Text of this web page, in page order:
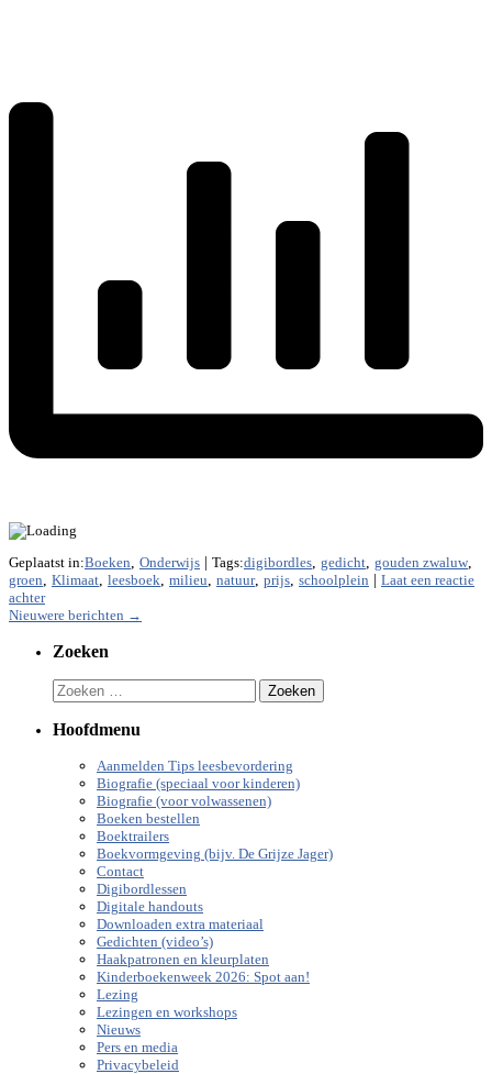
Geplaatst in:Boeken, Onderwijs Tags:digibordles, gedicht, gouden zwaluw,
groen, Klimaat, leesboek, milieu, natuur, prijs, schoolplein
Laat een reactie
achter
Berichten
navigatie
Nieuwere berichten →
Zoeken
Zoeken
naar:
Hoofdmenu
Aanmelden Tips leesbevordering
Biografie (speciaal voor kinderen)
Biografie (voor volwassenen)
Boeken bestellen
Boektrailers
Boekvormgeving (bijv. De Grijze Jager)
Contact
Digibordlessen
Digitale handouts
Downloaden extra materiaal
Gedichten (video’s)
Haakpatronen en kleurplaten
Kinderboekenweek 2026: Spot aan!
Lezing
Lezingen en workshops
Nieuws
Pers en media
Privacybeleid